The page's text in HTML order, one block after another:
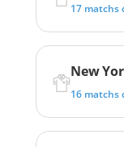
17 matchs
New
16 matchs